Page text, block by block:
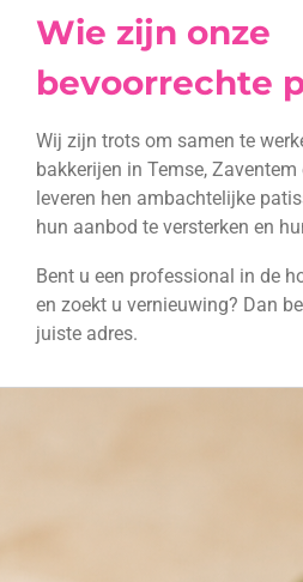
Wie zijn onze
bevoorrechte
Wij zijn trots om samen te
bakkerijen in Temse, Zaventem
leveren hen ambachtelijke
hun aanbod te versterken en
Bent u een professional in de
en zoekt u vernieuwing? Dan
juiste adres.